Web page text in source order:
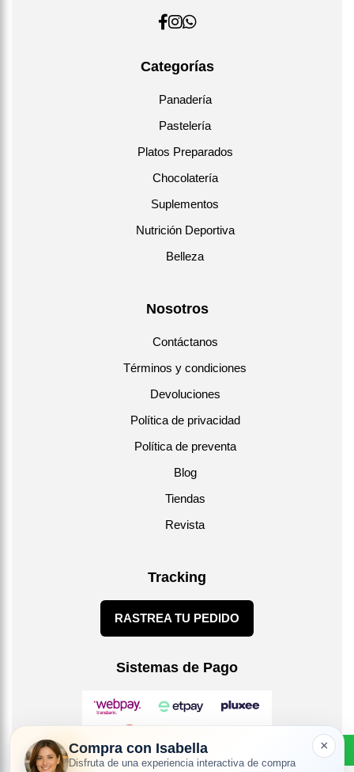
Categorías
Panadería
Pastelería
Platos Preparados
Chocolatería
Suplementos
Nutrición Deportiva
Belleza
Nosotros
Contáctanos
Términos y condiciones
Devoluciones
Política de privacidad
Política de preventa
Blog
Tiendas
Revista
Tracking
RASTREA TU PEDIDO
Sistemas de Pago